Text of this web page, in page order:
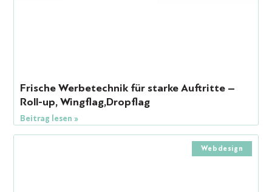
Frische Werbetechnik für starke Auftritte –
Roll-up, Wingflag,Dropflag
Beitrag lesen »
Webdesign